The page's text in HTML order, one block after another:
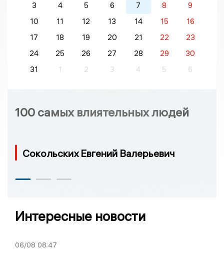
3
4 5 6 7 8
9
10
11 12 13 14 15
16
17
18 19 20 21 22
23
24
25 26 27 28 29
30
31
1 2 3 4 5 6
100 самых влиятельных людей
Сокольских Евгений Валерьевич
Интересные новости
06/08 08:47